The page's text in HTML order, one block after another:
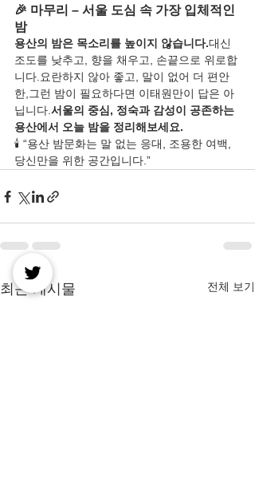
🎉 마무리 – 서울 도심 속 가장 입체적인
밤
용산의 밤은 목소리를 높이지 않습니다.대신
조도를 낮추고, 향을 채우고, 손끝으로 위로합
니다.요란하지 않아 좋고, 말이 없어 더 편안
한,그런 밤이 필요하다면 이태원만이 답은 아
닙니다. 서울의 중심, 정숙과 감성이 공존하는
용산에서 오늘 밤을 정리해보세요.
🕯️ “용산 밤문화는 말 없는 응대, 조용한 여백,
당신만을 위한 공간입니다.”
최근 게시물 전체 보기